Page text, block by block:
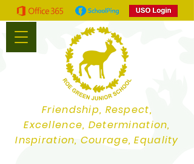
Friendship, Respect,
Excellence, Determination,
Inspiration, Courage, Equality